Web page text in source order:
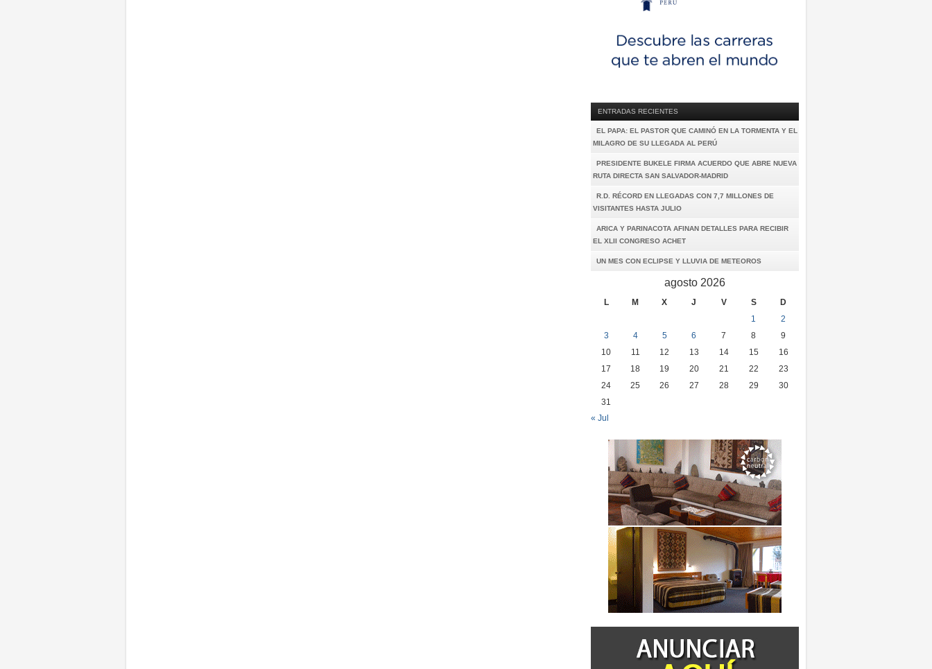
ENTRADAS RECIENTES
EL PAPA: EL PASTOR QUE CAMINÓ EN LA TORMENTA Y EL
MILAGRO DE SU LLEGADA AL PERÚ
PRESIDENTE BUKELE FIRMA ACUERDO QUE ABRE NUEVA
RUTA DIRECTA SAN SALVADOR-MADRID
R.D. RÉCORD EN LLEGADAS CON 7,7 MILLONES DE
VISITANTES HASTA JULIO
ARICA Y PARINACOTA AFINAN DETALLES PARA RECIBIR
EL XLII CONGRESO ACHET
UN MES CON ECLIPSE Y LLUVIA DE METEOROS
agosto 2026
L M X J V S
D
1
2
3
4 5 6 7 8
9
10
11 12 13 14 15
16
17
18 19 20 21 22
23
24
25 26 27 28 29
30
31
« Jul